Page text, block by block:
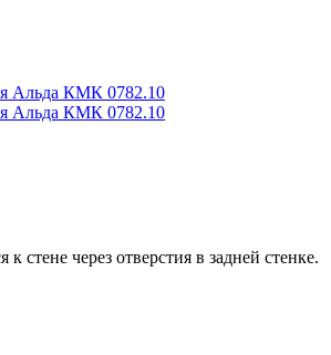
Альда КМК 0782.10
Альда КМК 0782.10
к стене через отверстия в задней стенке.